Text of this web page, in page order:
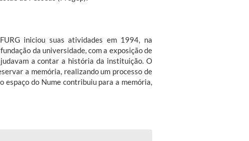
iniciou suas atividades em 1994, na
da universidade, com a exposição de
a contar a história da instituição. O
a memória, realizando um processo de
do Nume contribuiu para a memória,